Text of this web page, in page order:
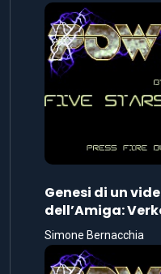
Genesi di un
dell’Amiga:
Simone Bernacchia